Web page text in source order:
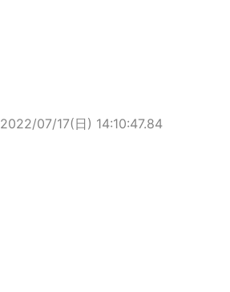
2022/07/17(日) 14:10:47.84